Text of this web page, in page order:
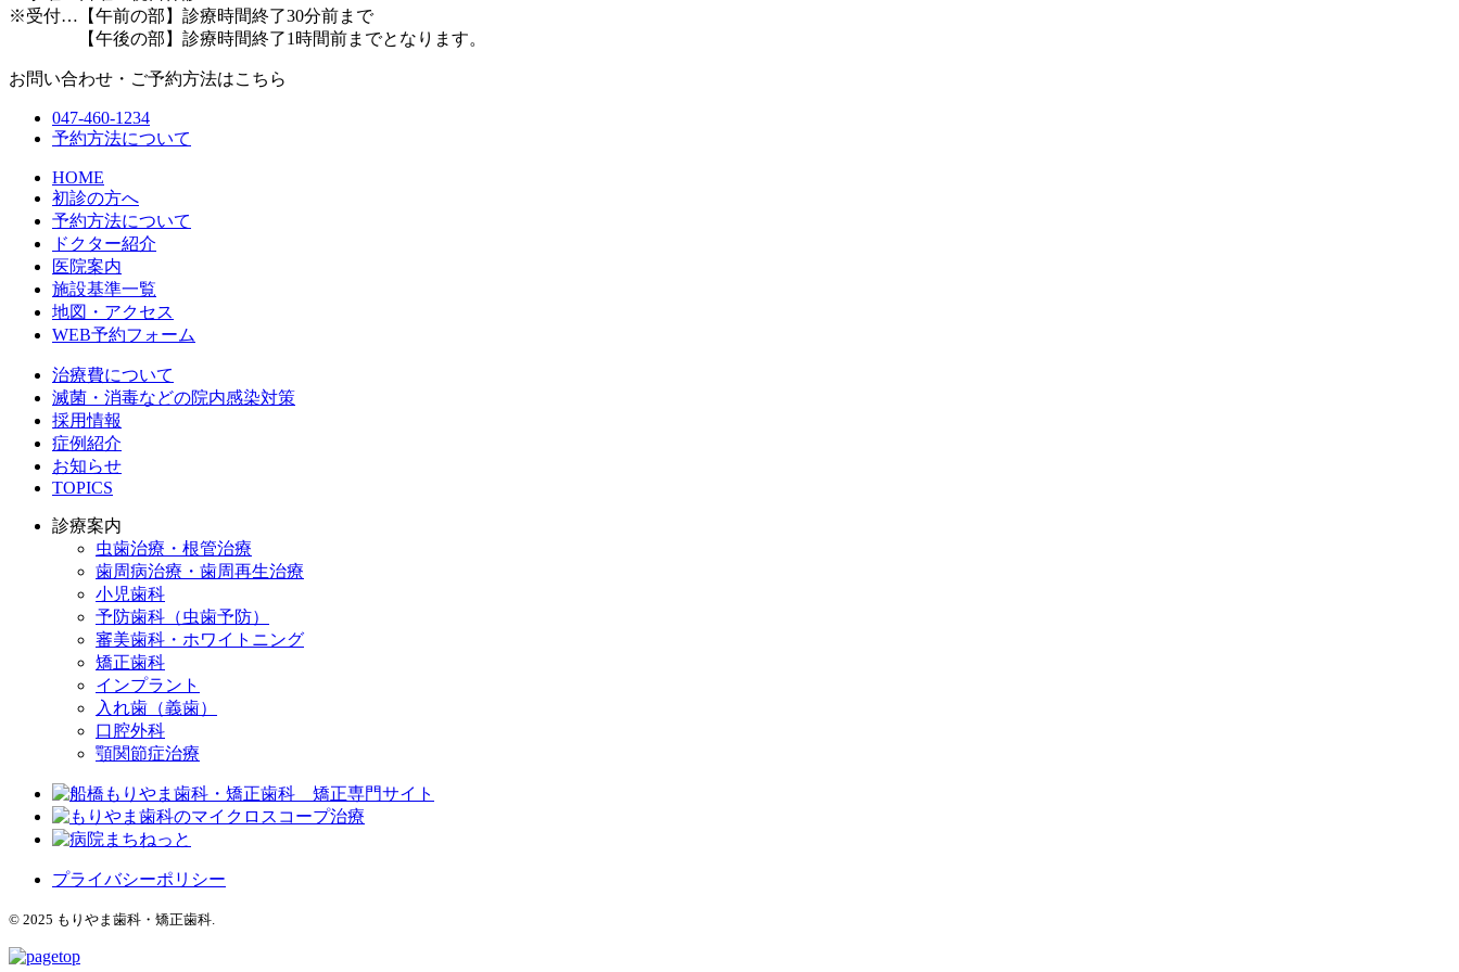
※受付…【午前の部】診療時間終了30分前まで
【午後の部】診療時間終了1時間前までとなります。
お問い合わせ・ご予約方法はこちら
047-460-1234
予約方法について
HOME
初診の方へ
予約方法について
ドクター紹介
医院案内
施設基準一覧
地図・アクセス
WEB予約フォーム
治療費について
滅菌・消毒などの院内感染対策
採用情報
症例紹介
お知らせ
TOPICS
診療案内
虫歯治療・根管治療
歯周病治療・歯周再生治療
小児歯科
予防歯科（虫歯予防）
審美歯科・ホワイトニング
矯正歯科
インプラント
入れ歯（義歯）
口腔外科
顎関節症治療
プライバシーポリシー
© 2025 もりやま歯科・矯正歯科.